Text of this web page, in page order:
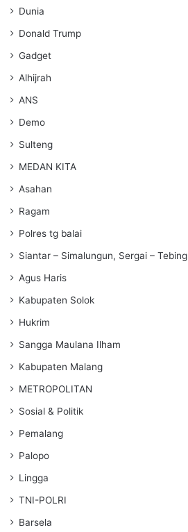
Dunia
Donald Trump
Gadget
Alhijrah
ANS
Demo
Sulteng
MEDAN KITA
Asahan
Ragam
Polres tg balai
Siantar – Simalungun, Sergai – Tebing
Agus Haris
Kabupaten Solok
Hukrim
Sangga Maulana Ilham
Kabupaten Malang
METROPOLITAN
Sosial & Politik
Pemalang
Palopo
Lingga
TNI-POLRI
Barsela